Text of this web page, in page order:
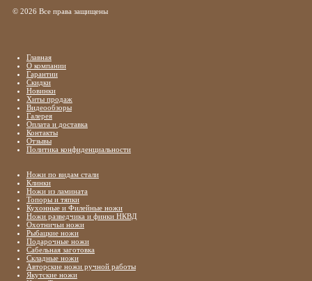
© 2026 Все права защищены
Главная
О компании
Гарантии
Скидки
Новинки
Хиты продаж
Видеообзоры
Галерея
Оплата и доставка
Контакты
Отзывы
Политика конфиденциальности
Ножи по видам стали
Клинки
Ножи из ламината
Топоры и тяпки
Кухонные и Филейные ножи
Ножи разведчика и финки НКВД
Охотничьи ножи
Рыбацкие ножи
Подарочные ножи
Сабельная заготовка
Складные ножи
Авторские ножи ручной работы
Якутские ножи